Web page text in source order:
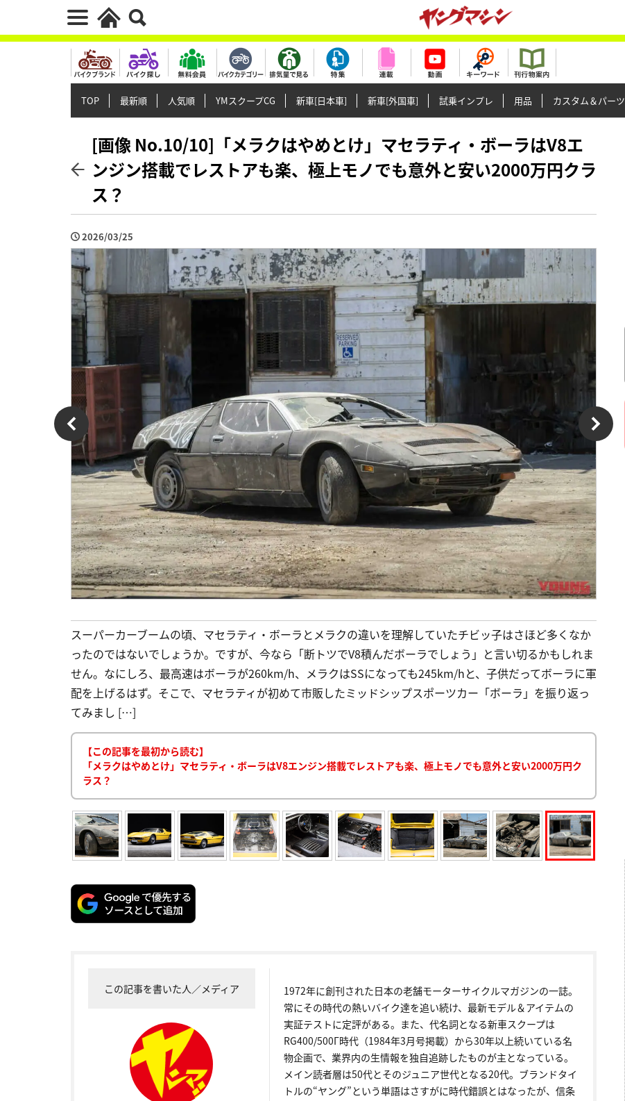
TOP 最新順 人気順 YMスクープCG 新車[日本車] 新車[外国車] 試乗インプレ 用品 カスタム＆パーツ
[画像 No.10/10]「メラクはやめとけ」マセラティ・ボーラはV8エ
ンジン搭載でレストアも楽、極上モノでも意外と安い2000万円クラ
ス？
2026/03/25
スーパーカーブームの頃、マセラティ・ボーラとメラクの違いを理解していたチビッ子はさほど多くなか
ったのではないでしょうか。ですが、今なら「断トツでV8積んだボーラでしょう」と言い切るかもしれま
せん。なにしろ、最高速はボーラが260km/h、メラクはSSになっても245km/hと、子供だってボーラに軍
配を上げるはず。そこで、マセラティが初めて市販したミッドシップスポーツカー「ボーラ」を振り返っ
てみまし […]
【この記事を最初から読む】
「メラクはやめとけ」マセラティ・ボーラはV8エンジン搭載でレストアも楽、極上モノでも意外と安い2000万円ク
ラス？
この記事を書いた人／メディア
1972年に創刊された日本の老舗モーターサイクルマガジンの一誌。
常にその時代の熱いバイク達を追い続け、最新モデル＆アイテムの
実証テストに定評がある。また、代名詞となる新車スクープは
RG400/500Γ時代（1984年3月号掲載）から30年以上続いている名
物企画で、業界内の生情報を独自追跡したものが主となっている。
メイン読者層は50代とそのジュニア世代となる20代。ブランドタイ
トルの“ヤング”という単語はさすがに時代錯誤とはなったが、信条